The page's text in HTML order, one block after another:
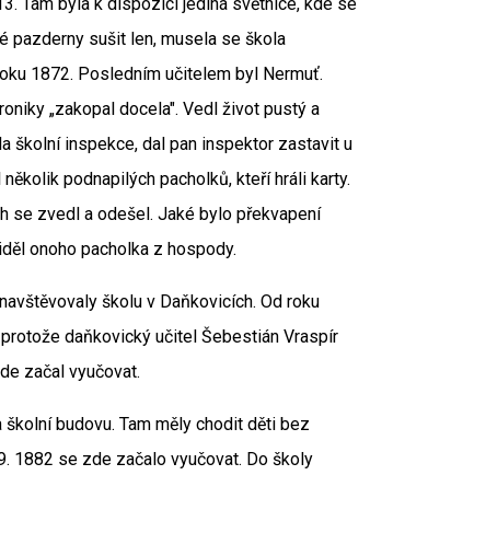
pazderny sušit len, musela se škola
1872. Posledním učitelem byl Nermuť.
„zakopal docela". Vedl život pustý a
školní inspekce, dal pan inspektor zastavit u
podnapilých pacholků, kteří hráli karty.
se zvedl a odešel. Jaké bylo překvapení
onoho pacholka z hospody.
školu v Daňkovicích. Od roku
daňkovický učitel Šebestián Vraspír
začal vyučovat.
budovu. Tam měly chodit děti bez
1882 se zde začalo vyučovat. Do školy